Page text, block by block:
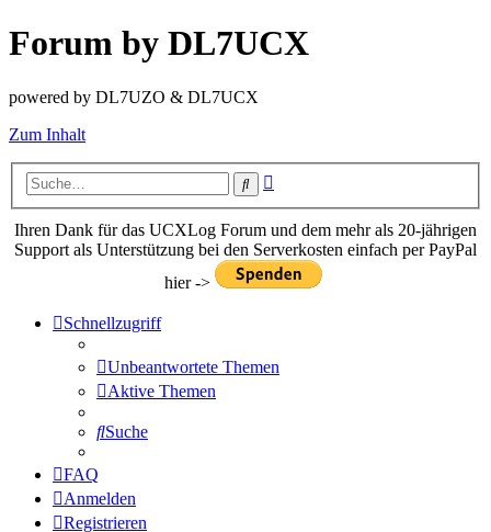
Forum by DL7UCX
powered by DL7UZO & DL7UCX
Zum Inhalt
Suche
Ihren Dank für das UCXLog Forum und dem mehr als 20-jährigen
Support als Unterstützung bei den Serverkosten einfach per PayPal
hier ->
Schnellzugriff
Unbeantwortete Themen
Aktive Themen
Suche
FAQ
Anmelden
Registrieren